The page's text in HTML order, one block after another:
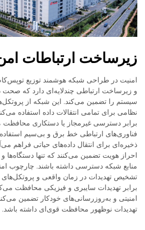
زیرساخت ارتباطات
امنیت در طراحی شبکه هوشمند توزیع
و زیرساخت ارتباطی چندلایه‌ای دارد که صحت
سیستم را تضمین می‌کند. این شبکه از
نظامی برای تمامی انتقالات داده استفاده
برابر دسترسی غیرمجاز یا دستکاری محافظت
فناوری‌های ارتباطی خط برق و بی‌سیم
ذخیره‌ای برای انتقال داده‌های حیاتی فراهم
احراز هویت تضمین می‌کنند که تنها دستگاه‌ها و
منابع شبکه دسترسی داشته باشند. چارچوب
تشخیص تهدیدات در زمان واقعی و
برابر تهدیدات سایبری و فیزیکی محافظت
امنیتی و به‌روزرسانی‌های خودکار تضمین
تهدیدات نوظهور محافظت قوی‌ای داشته باشد.